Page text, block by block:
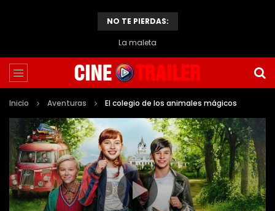
NO TE PIERDAS:
La maleta
Inicio Aventuras El colegio de los animales mágicos